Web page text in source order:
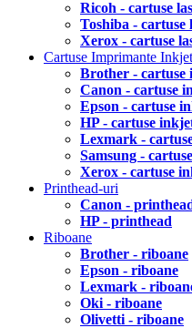
Ricoh - cartuse
Toshiba - cartuse
Xerox - cartuse
Cartuse Imprimante Inkjet
Brother - cartuse
Canon - cartuse
Epson - cartuse
HP - cartuse
Lexmark -
Samsung -
Xerox - cartuse
Printhead-uri
Canon -
HP - printhead
Riboane
Brother - riboane
Epson - riboane
Lexmark -
Oki - riboane
Olivetti - riboane